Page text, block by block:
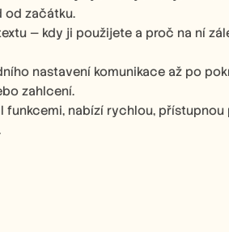
od začátku.
— kdy ji použijete a proč na ní
nastavení komunikace až po
zahlcení.
nabízí rychlou,